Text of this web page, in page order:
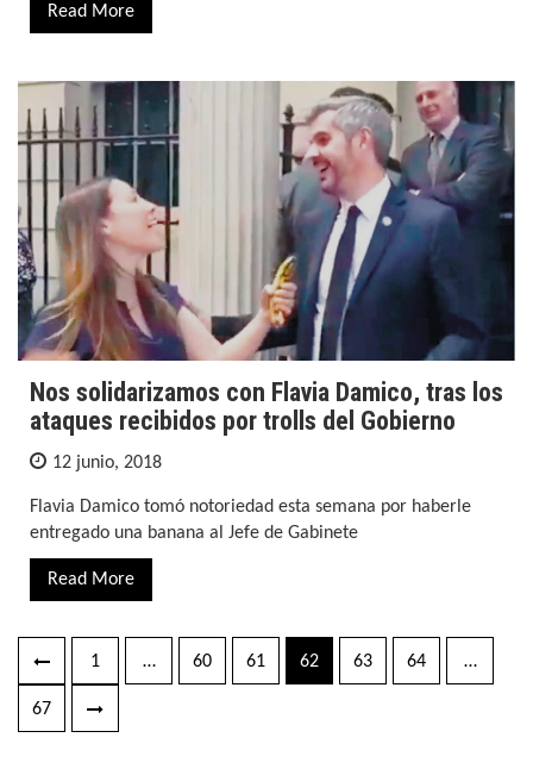
Read More
Nos solidarizamos con Flavia Damico, tras los
ataques recibidos por trolls del Gobierno
12 junio, 2018
Flavia Damico tomó notoriedad esta semana por haberle
entregado una banana al Jefe de Gabinete
Read More
Navegación
de
1 … 60 61 62 63 64 …
67